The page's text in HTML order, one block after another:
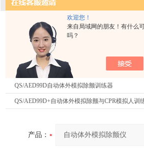
欢迎您！
来自局域网的朋友！有什么
吗？
相关同类产品：
QS/AED99E彩色大屏幕自动体外模拟除颤（训练
QS/AED98GAED训练器 7寸大屏幕
QS/AED99D+自动体外模拟除颤与复苏模拟人训
QS/AED99G自动体外模拟除颤义训练器
QS/AED99D自动体外模拟除颤训练器
QS/AED99D+自动体外模拟除颤与CPR模拟人训
产品：